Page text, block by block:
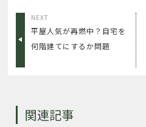
NEXT
平屋人気が再燃中？自宅を
何階建てにするか問題
関連記事